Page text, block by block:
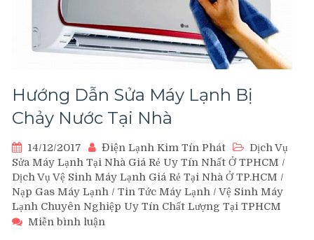
Hướng Dẫn Sửa Máy Lạnh Bị
Chảy Nước Tại Nhà
14/12/2017 Điện Lạnh Kim Tín Phát
Dịch Vụ
Sửa Máy Lạnh Tại Nhà Giá Rẻ Uy Tín Nhất Ở TPHCM /
Dịch Vụ Vệ Sinh Máy Lạnh Giá Rẻ Tại Nhà Ở TP.HCM /
Nạp Gas Máy Lạnh / Tin Tức Máy Lạnh / Vệ Sinh Máy
Lạnh Chuyên Nghiệp Uy Tín Chất Lượng Tại TPHCM
Miễn bình luận